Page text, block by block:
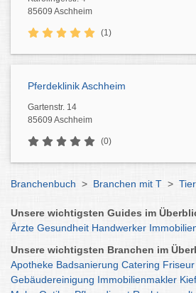
85609 Aschheim
(1)
Pferdeklinik Aschheim
Gartenstr. 14
85609 Aschheim
(0)
Branchenbuch > Branchen mit T >
Unsere wichtigsten Guides im
Ärzte Gesundheit Handwerker
Unsere wichtigsten Branchen im
Apotheke Badsanierung Catering Friseur
Gebäudereinigung Immobilienmakler